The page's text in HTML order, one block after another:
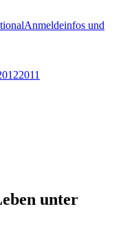
Anmeldeinfos und
2011
unter